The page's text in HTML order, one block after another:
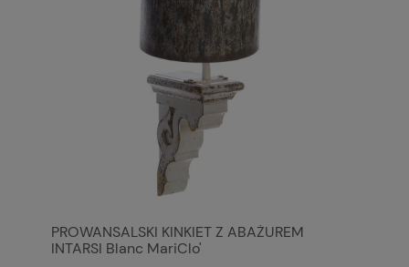
PROWANSALSKI KINKIET Z ABAŻUREM
INTARSI Blanc MariClo'